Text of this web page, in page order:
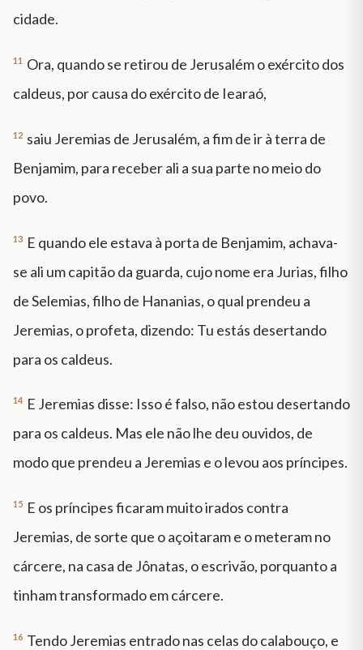
cidade.
11 Ora, quando se retirou de Jerusalém o exército dos
caldeus, por causa do exército de Iearaó,
12 saiu Jeremias de Jerusalém, a fim de ir à terra de
Benjamim, para receber ali a sua parte no meio do
povo.
13 E quando ele estava à porta de Benjamim, achava-
se ali um capitão da guarda, cujo nome era Jurias, filho
de Selemias, filho de Hananias, o qual prendeu a
Jeremias, o profeta, dizendo: Tu estás desertando
para os caldeus.
14 E Jeremias disse: Isso é falso, não estou desertando
para os caldeus. Mas ele não lhe deu ouvidos, de
modo que prendeu a Jeremias e o levou aos príncipes.
15 E os príncipes ficaram muito irados contra
Jeremias, de sorte que o açoitaram e o meteram no
cárcere, na casa de Jônatas, o escrivão, porquanto a
tinham transformado em cárcere.
16 Tendo Jeremias entrado nas celas do calabouço, e